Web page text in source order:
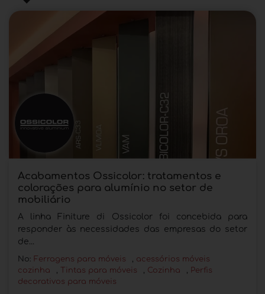
Acabamentos Ossicolor: tratamentos e
colorações para alumínio no setor de
mobiliário
A linha Finiture di Ossicolor foi concebida para
responder às necessidades das empresas do setor
de...
No: Ferragens para móveis , acessórios móveis
cozinha
, Tintas para móveis , Cozinha , Perfis
decorativos para móveis